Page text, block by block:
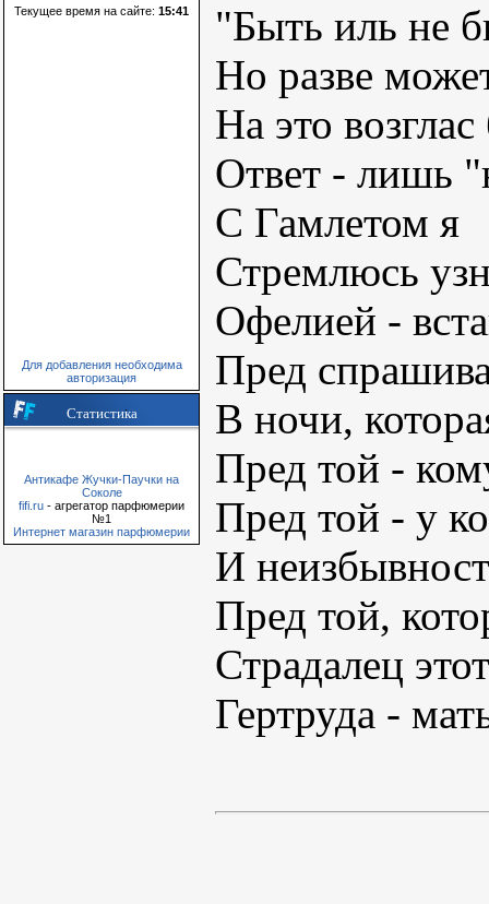
Текущее время на сайте: 15:41
Для добавления необходима
авторизация
Статистика
Антикафе Жучки-Паучки на
Соколе
fifi.ru - агрегатор парфюмерии
№1
Интернет магазин парфюмерии
"Быть иль не
Но разве
На это
Ответ - лишь
С Гамлетом я
Стремлюсь
Офелией -
Пред
В ночи,
Пред той -
Пред той - у
И
Пред той,
Страдалец
Гертруда -